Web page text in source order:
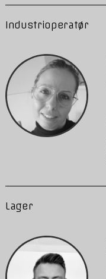
Industrioperatør
Lager